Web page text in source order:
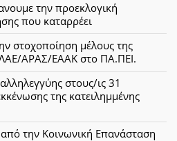
την προεκλογική
που καταρρέει
στοχοποίηση μέλους της
ΑΡΑΣ/ΕΑΑΚ στο ΠΑ.ΠΕΙ.
στους/ις 31
της κατειλημμένης
την Κοινωνική Επανάσταση